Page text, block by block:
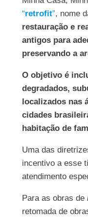
“retrofit”, nome
restauração e
antigos para
preservando a
O objetivo é
degradados,
localizados nas
cidades
habitação de
Uma das
incentivo a esse
atendimento
Para as obras de
retomada de